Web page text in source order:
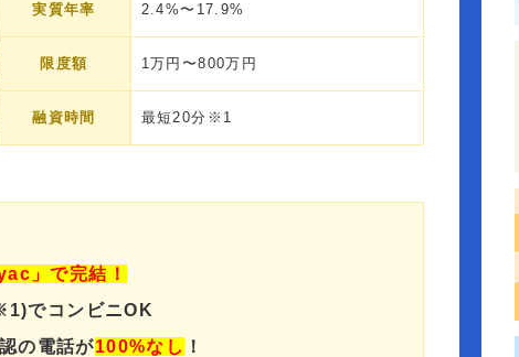
実質年率 2.4%〜17.9%
限度額 1万円〜800万円
融資時間 最短20分※1
」で完結！
でコンビニOK
の電話が100%なし ！